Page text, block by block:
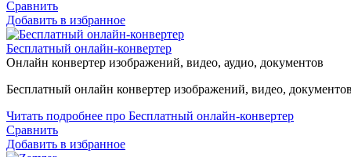
Сравнить
Добавить в избранное
Бесплатный онлайн-конвертер
Онлайн конвертер изображений, видео, аудио, документов
Бесплатный онлайн конвертер изображений, видео,
Читать подробнее про Бесплатный онлайн-конвертер
Сравнить
Добавить в избранное